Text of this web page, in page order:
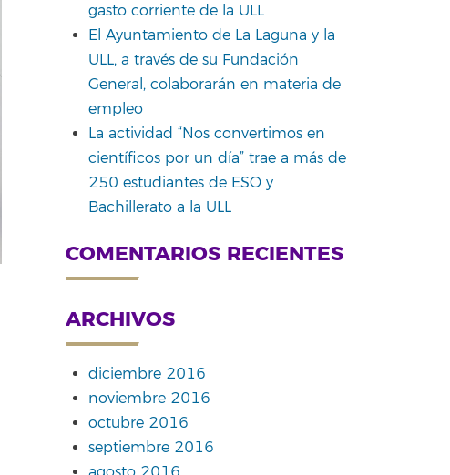
gasto corriente de la ULL
El Ayuntamiento de La Laguna y la
ULL, a través de su Fundación
General, colaborarán en materia de
empleo
La actividad “Nos convertimos en
científicos por un día” trae a más de
250 estudiantes de ESO y
Bachillerato a la ULL
COMENTARIOS RECIENTES
ARCHIVOS
diciembre 2016
noviembre 2016
octubre 2016
septiembre 2016